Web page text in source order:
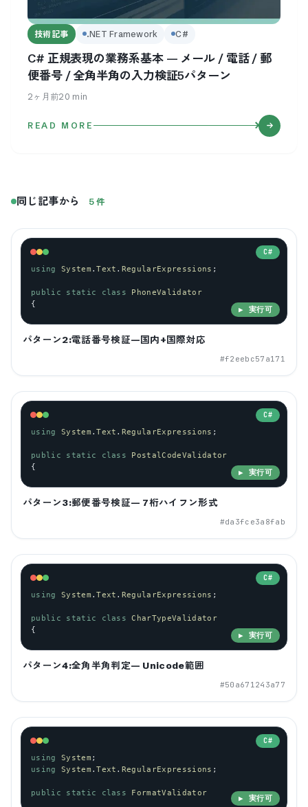
技術記事 .NET Framework C#
C# 正規表現の業務系基本 — メール / 電話 / 郵
便番号 / 全角半角の入力検証5パターン
2ヶ月前20 min
READ MORE
同じ記事から 5 件
C#
using System .Text . RegularExpressions ;
public static class
PhoneValidator
{
▶ 実行可
パターン2:電話番号検証—国内+国際対応
#f2eebc57a171
C#
using System .Text . RegularExpressions ;
public static class
PostalCodeValidator
{
▶ 実行可
パターン3:郵便番号検証— 7桁ハイフン形式
#da3fce3a8fab
C#
using System .Text . RegularExpressions ;
public static class
CharTypeValidator
{
▶ 実行可
パターン4:全角半角判定— Unicode範囲
#50a671243a77
C#
using System ;
using
System .Text . RegularExpressions ;
public static class FormatValidator
▶ 実行可